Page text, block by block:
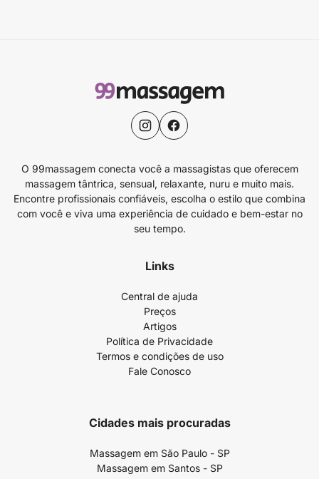
O 99massagem conecta você a massagistas que oferecem
massagem tântrica, sensual, relaxante, nuru e muito mais.
Encontre profissionais confiáveis, escolha o estilo que combina
com você e viva uma experiência de cuidado e bem-estar no
seu tempo.
Links
Central de ajuda
Preços
Artigos
Política de Privacidade
Termos e condições de uso
Fale Conosco
Cidades mais procuradas
Massagem em São Paulo - SP
Massagem em Santos - SP